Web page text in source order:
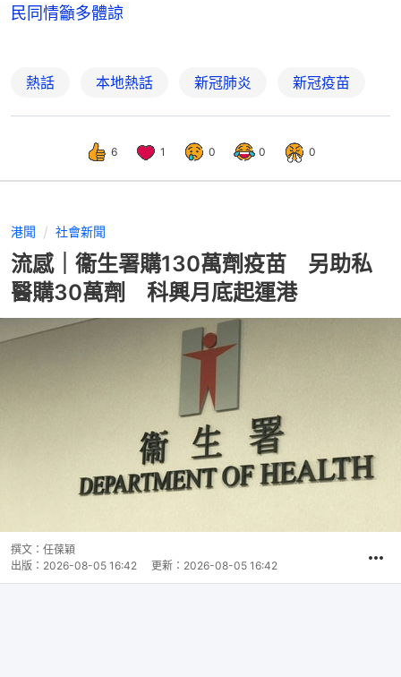
民同情籲多體諒
熱話 本地熱話 新冠肺炎 新冠疫苗
6 1 0 0 0
港聞 社會新聞
流感｜衞生署購130萬劑疫苗 另助私
醫購30萬劑 科興月底起運港
撰文： 任葆穎
出版： 2026-08-05 16:42 更新： 2026-08-05 16:42